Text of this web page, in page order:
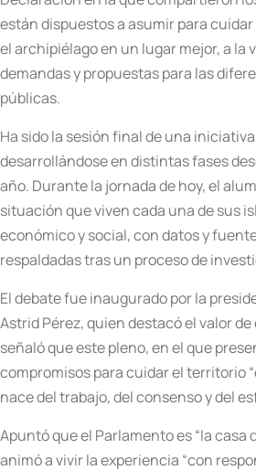
están dispuestos a asumir para
el archipiélago en un lugar mejor, a la
demandas y propuestas para las
públicas.
Ha sido la sesión final de una
desarrollándose en distintas fases
año. Durante la jornada de hoy, el
situación que viven cada una de sus
económico y social, con datos y
respaldadas tras un proceso de
El debate fue inaugurado por la
Astrid Pérez, quien destacó el valor
señaló que este pleno, en el que
compromisos para cuidar el territorio
nace del trabajo, del consenso y del
Apuntó que el Parlamento es “la casa
animó a vivir la experiencia “con